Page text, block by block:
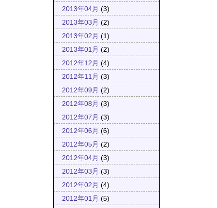
2013年04月 (3)
2013年03月 (2)
2013年02月 (1)
2013年01月 (2)
2012年12月 (4)
2012年11月 (3)
2012年09月 (2)
2012年08月 (3)
2012年07月 (3)
2012年06月 (6)
2012年05月 (2)
2012年04月 (3)
2012年03月 (3)
2012年02月 (4)
2012年01月 (5)